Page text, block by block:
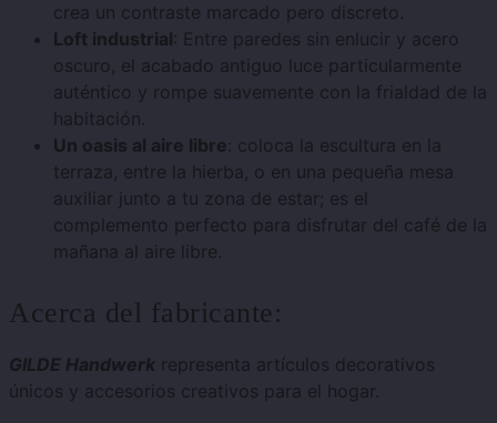
crea un contraste marcado pero discreto.
Loft industrial: Entre paredes sin enlucir y acero
oscuro, el acabado antiguo luce particularmente
auténtico y rompe suavemente con la frialdad de la
habitación.
Un oasis al aire libre: coloca la escultura en la
terraza, entre la hierba, o en una pequeña mesa
auxiliar junto a tu zona de estar; es el
complemento perfecto para disfrutar del café de la
mañana al aire libre.
Acerca del fabricante:
GILDE Handwerk representa artículos decorativos
únicos y accesorios creativos para el hogar.